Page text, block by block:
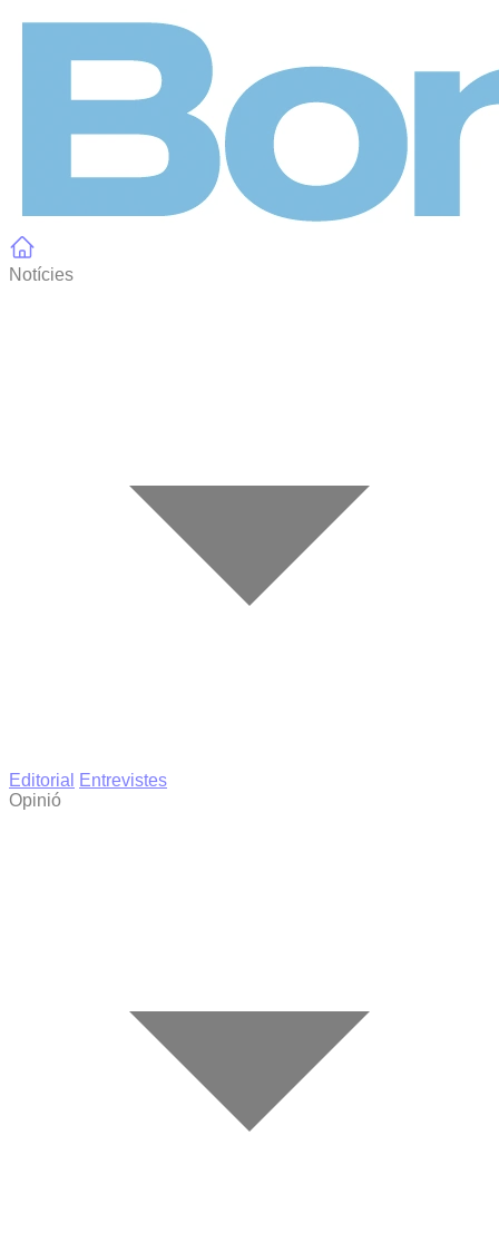
Notícies
Editorial
Entrevistes
Opinió